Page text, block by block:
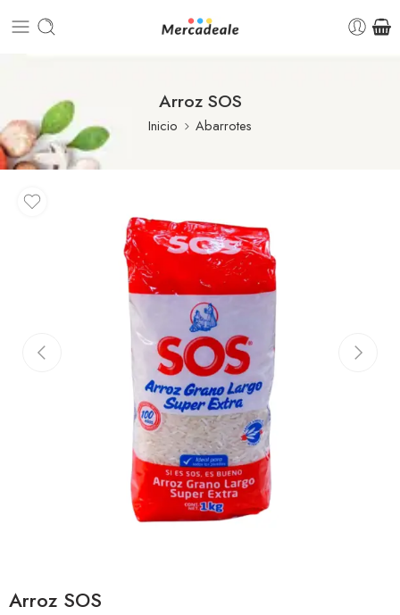
Arroz SOS
Inicio Abarrotes
Arroz SOS